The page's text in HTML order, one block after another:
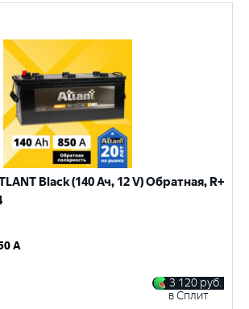
Black (140 Ач, 12 V) Обратная, R+
A
3 120 руб.
в Сплит